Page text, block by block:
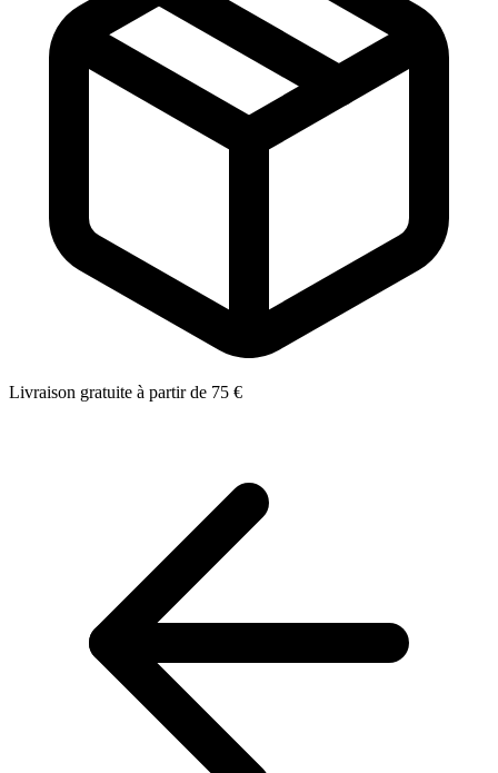
Livraison gratuite à partir de 75 €